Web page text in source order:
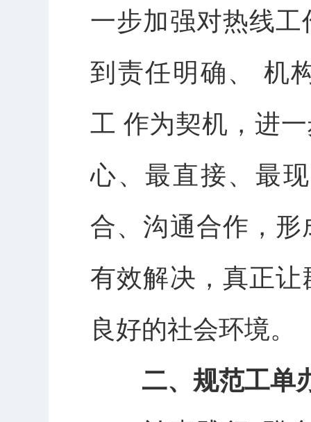
一步加强对热线工
到责任明 确、 机
工 作为契机，进
心、最直接、最
合、沟通合作，形
有效解决， 真正让
良好的社会环境。
二、规范工单